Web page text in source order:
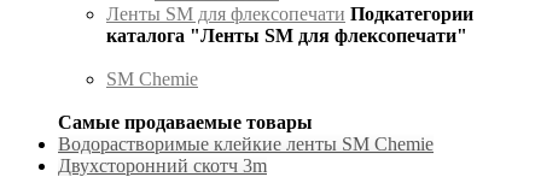
Ленты SM для флексопечати Подкатегории
каталога "Ленты SM для флексопечати"
SM Chemie
Самые продаваемые товары
Водорастворимые клейкие ленты SM Chemie
Двухсторонний скотч 3m